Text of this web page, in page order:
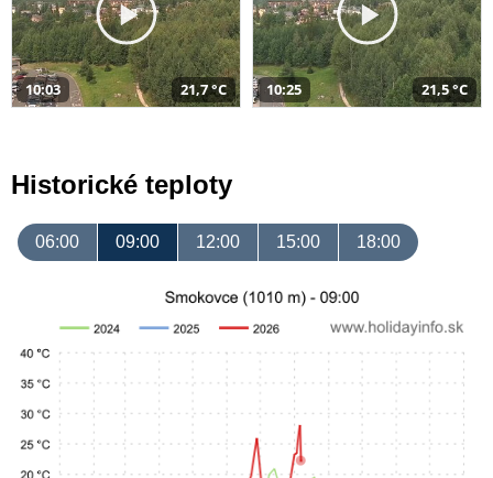
10:03 21,7 °C 10:25 21,5 °C
Historické teploty
06:00 09:00 12:00 15:00 18:00